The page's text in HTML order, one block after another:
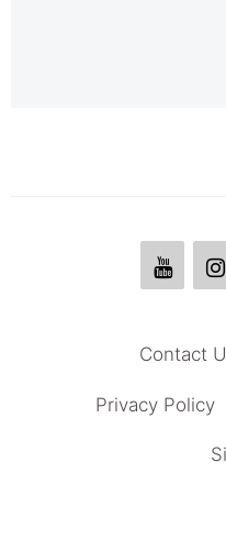
Contact
Privacy Policy